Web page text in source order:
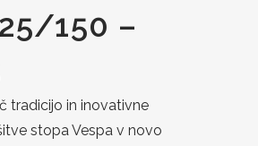
150 –
tradicijo in inovativne
stopa Vespa v novo